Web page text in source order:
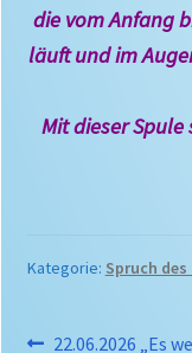
die vom Anfang
läuft und im
Mit dieser
Kategorie: Spruch des
Vorheriger
22.06.2026 „Es